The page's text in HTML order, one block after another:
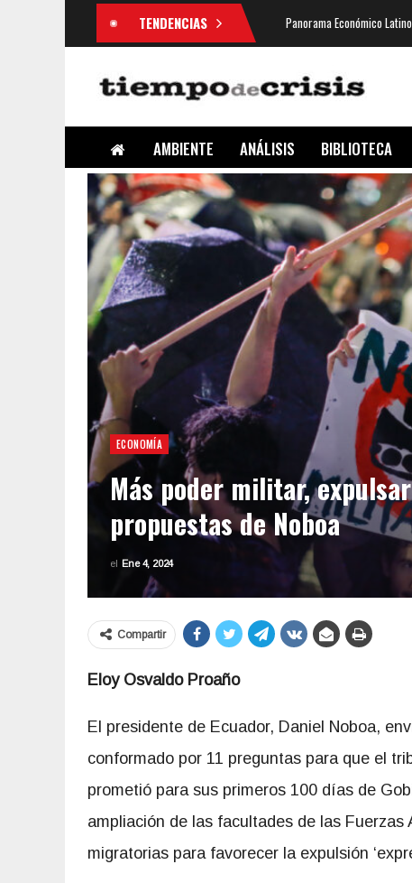
TENDENCIAS Panorama Económico
AMBIENTE ANÁLISIS BIBLIOTECA
ECONOMÍA
Más poder militar,
propuestas de Noboa
el Ene 4, 2024
Compartir
Eloy Osvaldo Proaño
El presidente de Ecuador, Daniel Noboa,
conformado por 11 preguntas para que el
prometió para sus primeros 100 días de
ampliación de las facultades de las
migratorias para favorecer la expulsión